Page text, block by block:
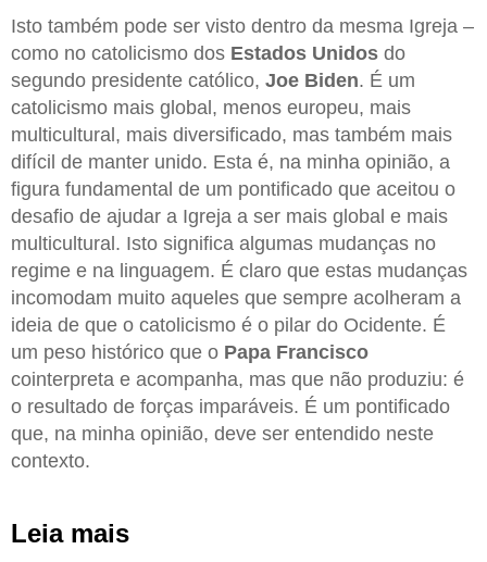
Isto também pode ser visto dentro da mesma Igreja –
como no catolicismo dos Estados Unidos do
segundo presidente católico, Joe Biden. É um
catolicismo mais global, menos europeu, mais
multicultural, mais diversificado, mas também mais
difícil de manter unido. Esta é, na minha opinião, a
figura fundamental de um pontificado que aceitou o
desafio de ajudar a Igreja a ser mais global e mais
multicultural. Isto significa algumas mudanças no
regime e na linguagem. É claro que estas mudanças
incomodam muito aqueles que sempre acolheram a
ideia de que o catolicismo é o pilar do Ocidente. É
um peso histórico que o Papa Francisco
cointerpreta e acompanha, mas que não produziu: é
o resultado de forças imparáveis. É um pontificado
que, na minha opinião, deve ser entendido neste
contexto.
Leia mais